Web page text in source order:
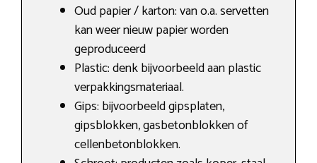
Oud papier / karton: van o.a. servetten
kan weer nieuw papier worden
geproduceerd
Plastic: denk bijvoorbeeld aan plastic
verpakkingsmateriaal.
Gips: bijvoorbeeld gipsplaten,
gipsblokken, gasbetonblokken of
cellenbetonblokken.